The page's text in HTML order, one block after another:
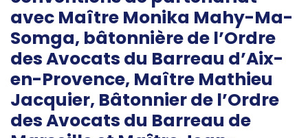
avec Maître Monika Mahy-Ma-
Somga, bâtonnière de l’Ordre
des Avocats du Barreau d’Aix-
en-Provence, Maître Mathieu
Jacquier, Bâtonnier de l’Ordre
des Avocats du Barreau de